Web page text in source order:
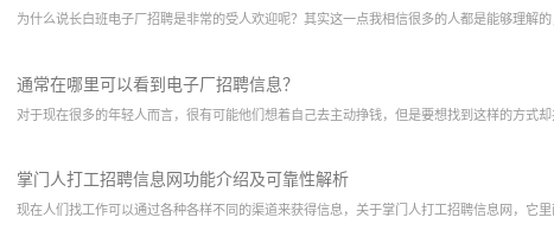
为什么说长白班电子厂招聘是非常的受人欢迎呢？其实这一点我相信很多的人都是能够理
通常在哪里可以看到电子厂招聘信息？
对于现在很多的年轻人而言，很有可能他们想着自己去主动挣钱，但是要想找到这样的方
掌门人打工招聘信息网功能介绍及可靠性解析
现在人们找工作可以通过各种各样不同的渠道来获得信息，关于掌门人打工招聘信息网，